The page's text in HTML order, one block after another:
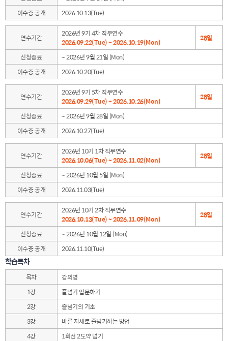
이수증 공개
2026.10.13(Tue)
연수기간
2026년 9기 4차 직무연수
2026.09.22(Tue) ~ 2026.10.19(Mon)
28일
신청종료
~ 2026년 9월 21일 (Mon)
이수증 공개
2026.10.20(Tue)
연수기간
2026년 9기 5차 직무연수
2026.09.29(Tue) ~ 2026.10.26(Mon)
28일
신청종료
~ 2026년 9월 28일 (Mon)
이수증 공개
2026.10.27(Tue)
연수기간
2026년 10기 1차 직무연수
2026.10.06(Tue) ~ 2026.11.02(Mon)
28일
신청종료
~ 2026년 10월 5일 (Mon)
이수증 공개
2026.11.03(Tue)
연수기간
2026년 10기 2차 직무연수
2026.10.13(Tue) ~ 2026.11.09(Mon)
28일
신청종료
~ 2026년 10월 12일 (Mon)
이수증 공개
2026.11.10(Tue)
학습목차
목차
강의명
1강
줄넘기 입문하기
2강
줄넘기의 기초
3강
바른 자세로 줄넘기하는 방법
4강
1회선 2도약 넘기